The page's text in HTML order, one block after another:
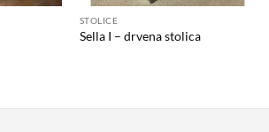
STOLICE
Sella I – drvena stolica